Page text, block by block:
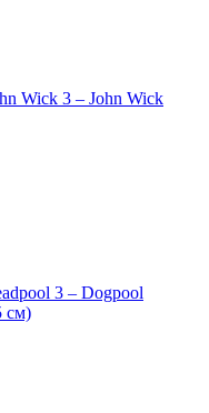
Wick 3 – John Wick
3 – Dogpool
см)